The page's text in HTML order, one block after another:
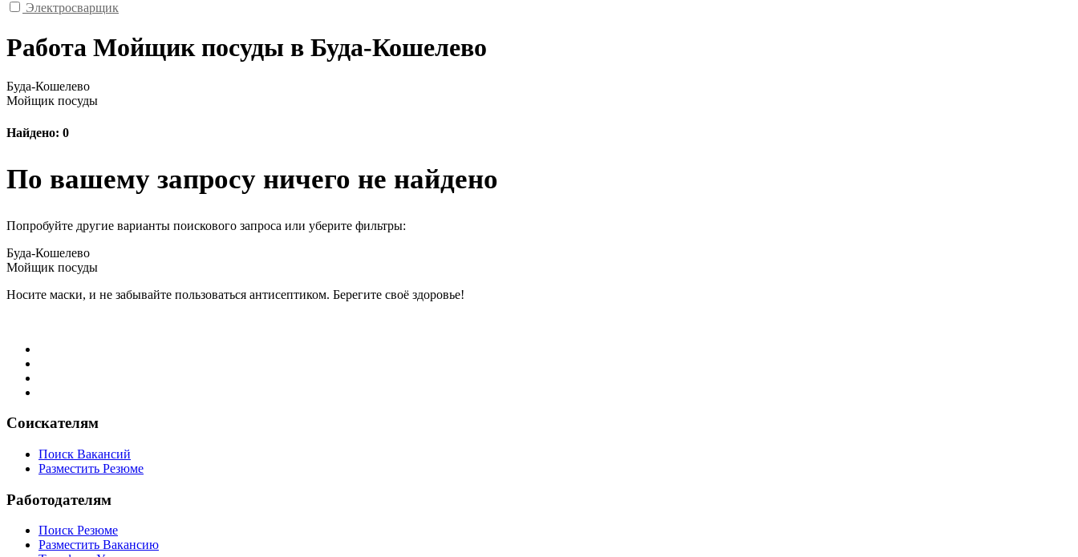
Электросварщик
Работа Мойщик посуды в Буда-Кошелево
Буда-Кошелево
Мойщик посуды
Найдено: 0
По вашему запросу ничего не найдено
Попробуйте другие варианты поискового запроса или уберите фильтры:
Буда-Кошелево
Мойщик посуды
Носите маски, и не забывайте пользоваться антисептиком. Берегите своё здоровье!
Соискателям
Поиск Вакансий
Разместить Резюме
Работодателям
Поиск Резюме
Разместить Вакансию